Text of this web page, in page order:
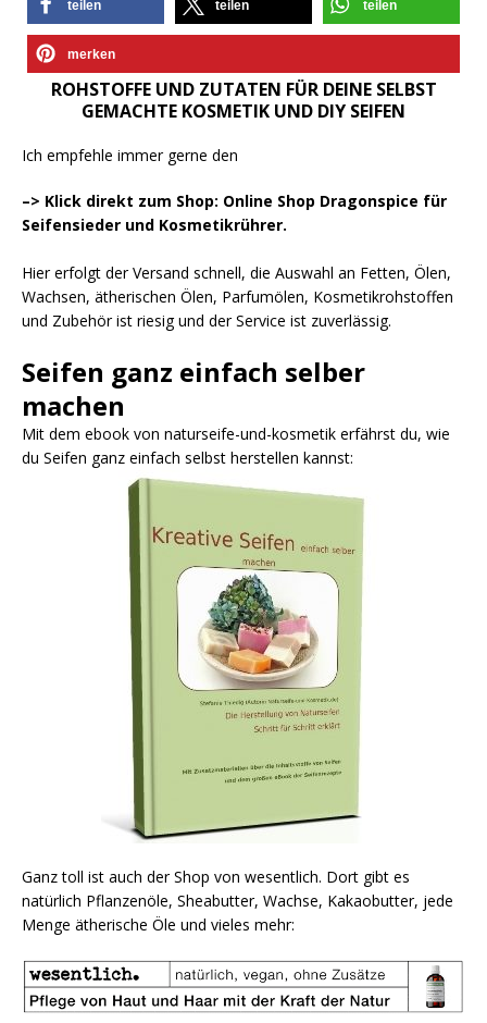
teilen teilen teilen
merken
ROHSTOFFE UND ZUTATEN FÜR DEINE SELBST
GEMACHTE KOSMETIK UND DIY SEIFEN
Ich empfehle immer gerne den
–> Klick direkt zum Shop: Online Shop Dragonspice für
Seifensieder und Kosmetikrührer.
Hier erfolgt der Versand schnell, die Auswahl an Fetten, Ölen,
Wachsen, ätherischen Ölen, Parfumölen, Kosmetikrohstoffen
und Zubehör ist riesig und der Service ist zuverlässig.
Seifen ganz einfach selber
machen
Mit dem ebook von naturseife-und-kosmetik erfährst du, wie
du Seifen ganz einfach selbst herstellen kannst:
Ganz toll ist auch der Shop von wesentlich. Dort gibt es
natürlich Pflanzenöle, Sheabutter, Wachse, Kakaobutter, jede
Menge ätherische Öle und vieles mehr: